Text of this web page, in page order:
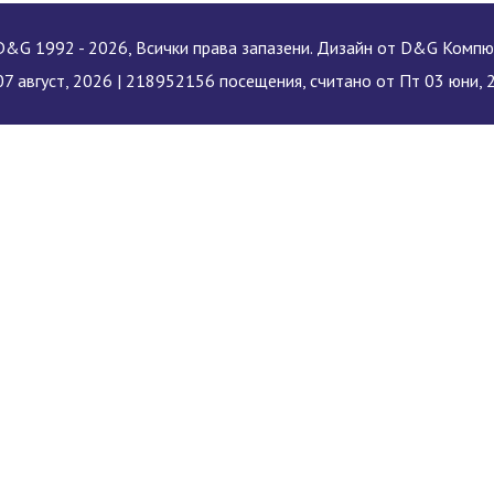
1992 - 2026, Всички права запазени. Дизайн от D&G
август, 2026 | 218952156 посещения, считано от Пт 03 юни,